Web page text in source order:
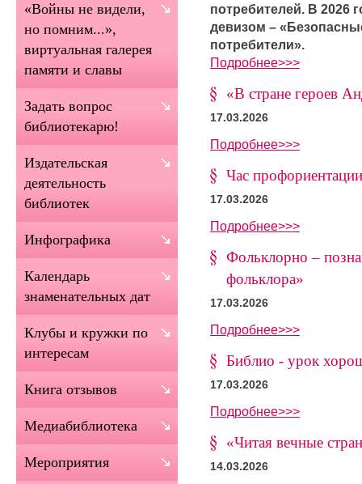
потребителей. В 2026
девизом –
потребители».
Подробнее>>>
«В стране героев
17.03.2026
Подробнее>>>
Час
17.03.2026
Подробнее>>>
Фольклорно –
фольклора»
17.03.2026
Подробнее>>>
Библио - урок
17.03.2026
Подробнее>>>
«Читая вечные
14.03.2026
«Войны не видели,
но помним...»,
виртуальная галерея
памяти и славы
Задать вопрос
библиотекарю!
Издательская
деятельность
библиотек
Инфографика
Календарь
знаменательных дат
Клубы и кружки по
интересам
Книга отзывов
Медиабиблиотека
Мероприятия